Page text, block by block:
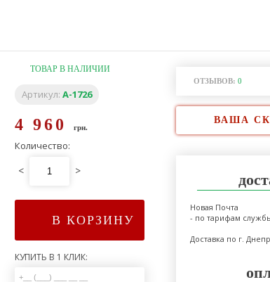
ТОВАР В НАЛИЧИИ
Артикул: A-1726
4 960 грн.
Количество:
< >
В КОРЗИНУ
КУПИТЬ В 1 КЛИК:
ОТЗЫВОВ: 0
ВАША
Новая Почта
- по тарифам
Доставка по г.